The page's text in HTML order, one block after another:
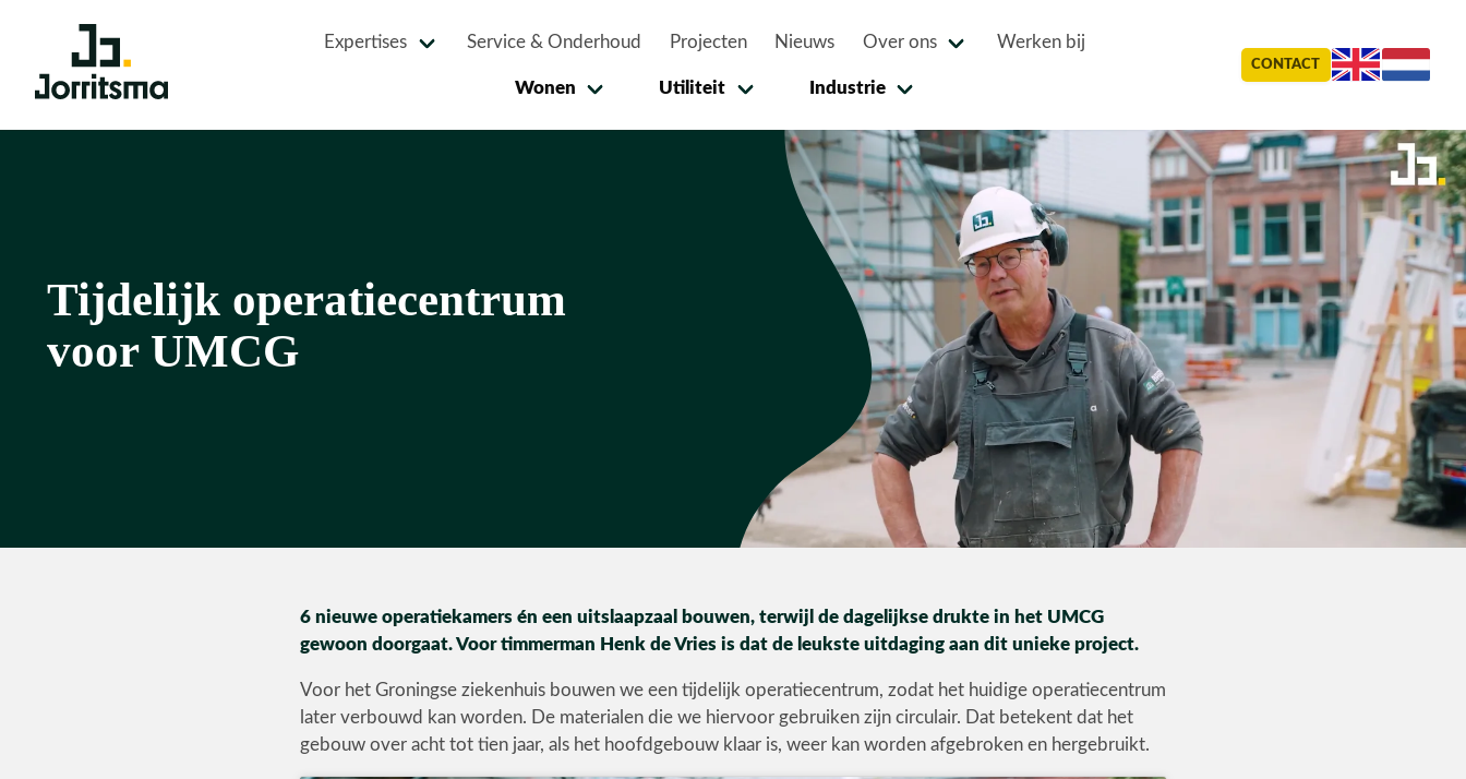
Expertises Service & Onderhoud Projecten Nieuws Over ons Werken bij
Wonen Utiliteit Industrie
CONTACT
Tijdelijk operatiecentrum
voor UMCG
6 nieuwe operatiekamers én een uitslaapzaal bouwen, terwijl de dagelijkse drukte in het UMCG
gewoon doorgaat. Voor timmerman Henk de Vries is dat de leukste uitdaging aan dit unieke project.
Voor het Groningse ziekenhuis bouwen we een tijdelijk operatiecentrum, zodat het huidige operatiecentrum
later verbouwd kan worden. De materialen die we hiervoor gebruiken zijn circulair. Dat betekent dat het
gebouw over acht tot tien jaar, als het hoofdgebouw klaar is, weer kan worden afgebroken en hergebruikt.